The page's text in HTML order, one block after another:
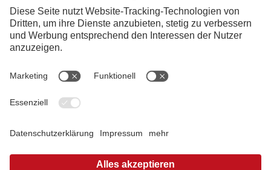
Weiterbearbeitung
Service
News
Karriere
Impressum |Datenschutz|